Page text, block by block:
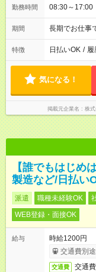
勤務時間 08:30～17:00
期間 長期でお仕事
特徴 日払いOK / 履
気になる！
掲載元企業名 株
【誰でもはじめ
製造など/日払い
派遣 職種未経験OK
WEB登録・面接OK
給与
時給1200円
交通費別
交通費 交通